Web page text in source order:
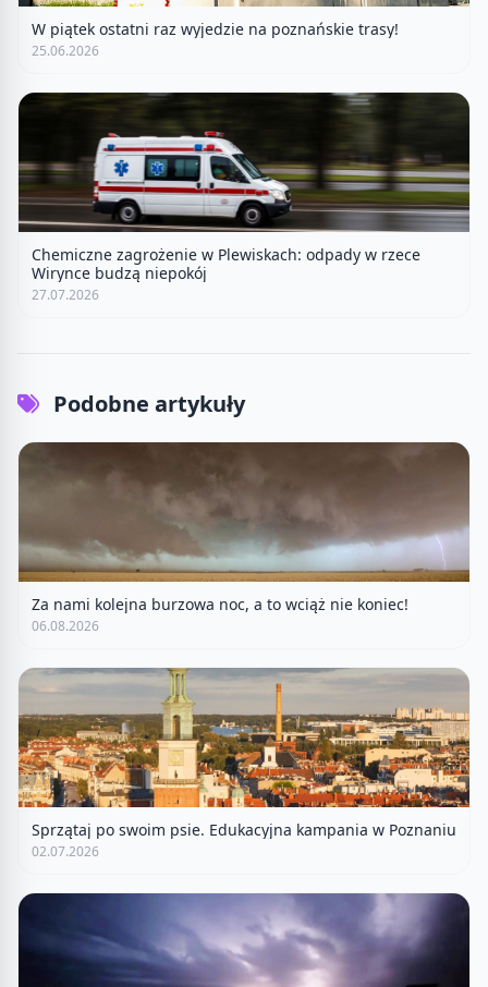
W piątek ostatni raz wyjedzie na poznańskie trasy!
25.06.2026
Chemiczne zagrożenie w Plewiskach: odpady w rzece
Wirynce budzą niepokój
27.07.2026
Podobne artykuły
Za nami kolejna burzowa noc, a to wciąż nie koniec!
06.08.2026
Sprzątaj po swoim psie. Edukacyjna kampania w Poznaniu
02.07.2026